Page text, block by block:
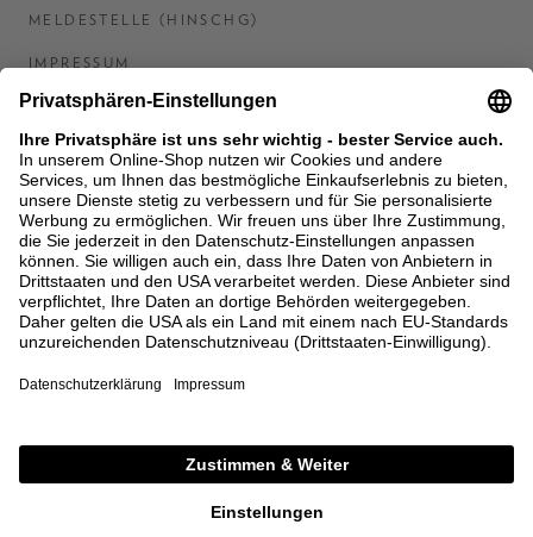
MELDESTELLE (HINSCHG)
IMPRESSUM
BARRIEREFREIHEITSERKLÄRUNG
KONTAKT
COOKIES
MEN'S WORLD: BRAUN HAMBURG
Ein Unternehmen der Unger GmbH & Co. KG
EINKAUF VON 400 € NACH RETOURE, NICHT
CHECKOUT. GUTSCHEINE, REDUZIERTE ARTIKEL
SOWIE VEREINZELTE MARKEN SIND VON DER